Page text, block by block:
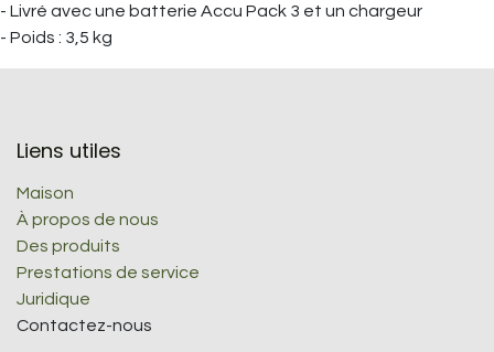
- Livré avec une batterie Accu Pack 3 et un chargeur
- Poids : 3,5 kg
Liens utiles
Maison
À propos de nous
Des produits
Prestations de service
Juridique
Contactez-nous